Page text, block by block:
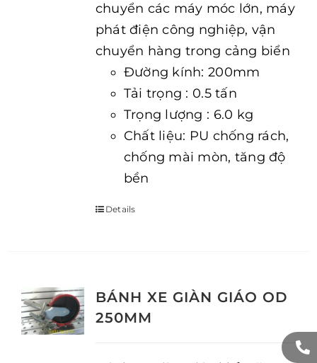
chuyển các máy móc lớn, máy
phát điện công nghiệp, vận
chuyển hàng trong cảng biển
Đường kính: 200mm
Tải trọng : 0.5 tấn
Trọng lượng : 6.0 kg
Chất liệu: PU chống rách,
chống mài mòn, tăng độ
bền
Details
BÁNH XE GIÀN GIÁO OD
250MM